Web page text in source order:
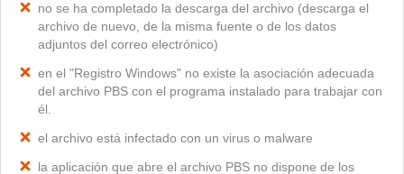
no se ha completado la descarga del archivo (descarga el
archivo de nuevo, de la misma fuente o de los datos
adjuntos del correo electrónico)
en el "Registro Windows" no existe la asociación adecuada
del archivo PBS con el programa instalado para trabajar con
él.
el archivo está infectado con un virus o malware
la aplicación que abre el archivo PBS no dispone de los